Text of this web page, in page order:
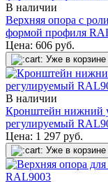
В наличии
Верхняя опора с
формой профиля
Цена: 606 руб.
Уже в корзине
В наличии
Кронштейн нижний
регулируемый
Цена: 1 297 руб.
Уже в корзине